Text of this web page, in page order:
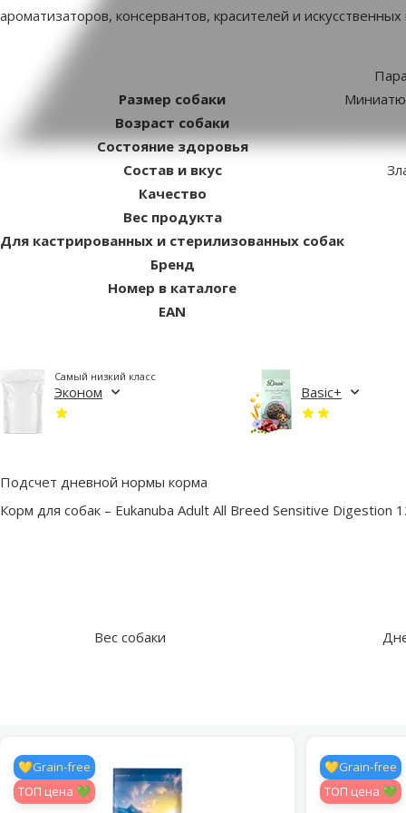
ароматизаторов, консервантов, красителей и
Размер собаки
Возраст собаки
Состояние здоровья
Состав и вкус
Качество
Вес продукта
Для кастрированных и стерилизованных собак
Бренд
Номер в каталоге
EAN
Эконом
Самый низкий класс
Basic+
Подсчет дневной нормы корма
Корм для собак – Eukanuba Adult All Breed Sensitive Digestion
Вес собаки
💛Grain-free
TOП цена 💚
💛Grain-free
TOП цена 💚